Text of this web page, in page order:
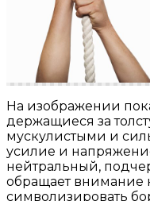
На изображении
держащиеся за
мускулистыми и
усилие и
нейтральный,
обращает внимание
символизировать